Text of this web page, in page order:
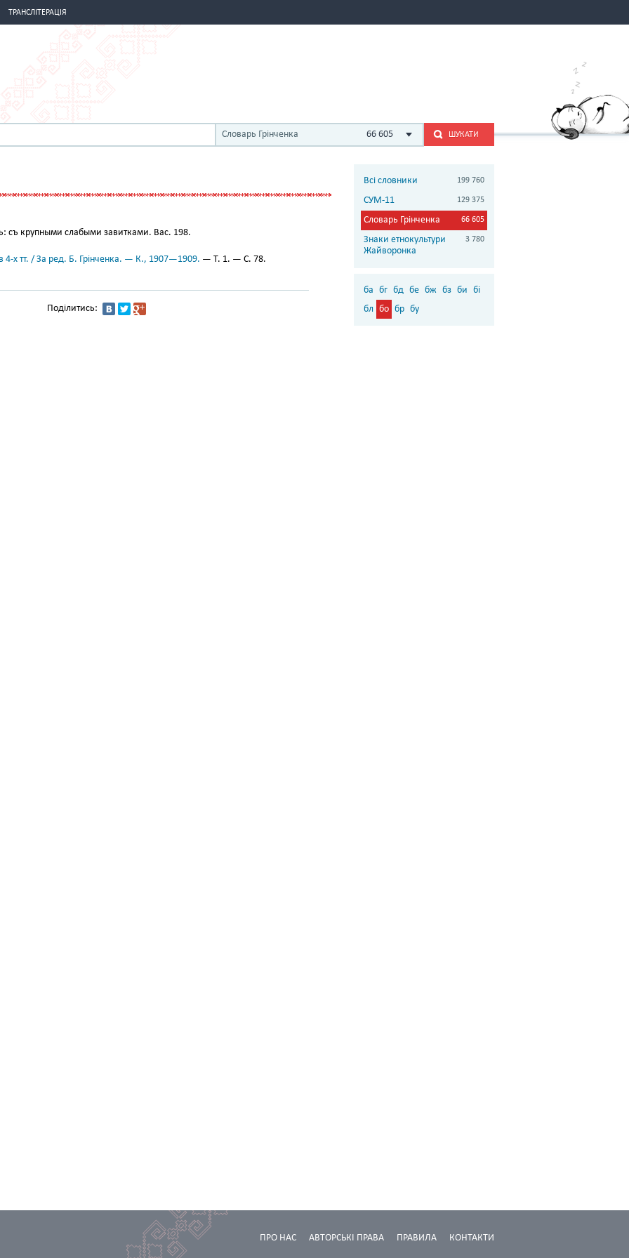
ТРАНСЛІТЕРАЦІЯ
Словарь Грінченка 66 605 ШУКАТИ
съ крупными слабыми завитками. Вас. 198.
4-х тт. / За ред. Б. Грінченка. — К., 1907—1909. — Т. 1. — С. 78.
Поділитись:
Всі словники 199 760
СУМ-11 129 375
Словарь Грінченка 66 605
Знаки етнокультури
Жайворонка
3 780
ба бг бд бе бж бз би бі
бл бо бр бу
КОНТАКТИ
ПРАВИЛА
АВТОРСЬКІ ПРАВА
ПРО НАС